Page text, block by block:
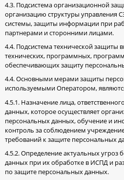
4.3. Подсистема организационной
организацию структуры управления
системы, защиты информации при
партнерами и сторонними лицами.
4.4. Подсистема технической защиты
технических, программных,
обеспечивающих защиту
4.4. Основными мерами защиты
используемыми Оператором,
4.5.1. Назначение лица,
данных, которое осуществляет
персональных данных, обучение и
контроль за соблюдением
требований к защите персональных
4.5.2. Определение актуальных угроз
данных при их обработке в ИСПД и
по защите персональных данных.